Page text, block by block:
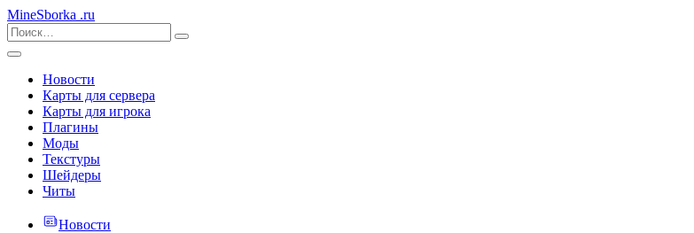
MineSborka .ru
Новости
Карты для сервера
Карты для игрока
Плагины
Моды
Текстуры
Шейдеры
Читы
Новости